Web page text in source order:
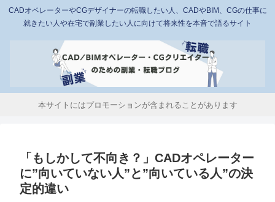
CADオペレーターやCGデザイナーの転職したい人、CADやBIM、CGの仕事に
就きたい人や在宅で副業したい人に向けて将来性を本音で語るサイト
本サイトにはプロモーションが含まれることがあります
「もしかして不向き？」CADオペレーター
に”向いていない人”と”向いている人”の決
定的違い